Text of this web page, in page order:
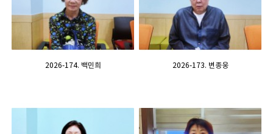
2026-174. 백민희 2026-173. 변종웅